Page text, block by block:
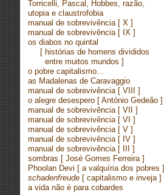
Torricelli, Pascal, Hobbes, razão,
utopia e claustrofobia
manual de sobrevivência[ X ]
manual de sobrevivência[ IX ]
os diabos no quintal
[ histórias de homens divididos
entre muitos mundos ]
o pobre capitalismo...
as Madalenas de Caravaggio
manual de sobrevivência[ VIII ]
o alegre desespero [ António Gedeão ]
manual de sobrevivência[ VII ]
manual de sobrevivência[ VI ]
manual de sobrevivência[ V ]
manual de sobrevivência[ IV ]
manual de sobrevivência[ III ]
sombras [ José Gomes Ferreira ]
Phoolan Devi [ a valquíria dos pobres ]
schadenfreude [ capitalismo e inveja ]
a vida não é para cobardes